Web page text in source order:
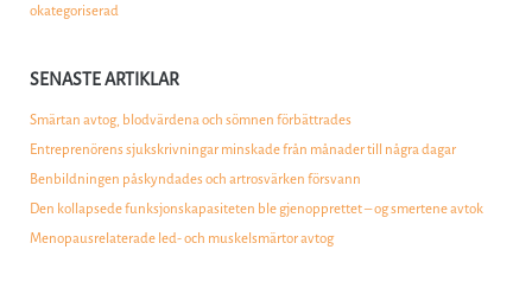
okategoriserad
SENASTE ARTIKLAR
Smärtan avtog, blodvärdena och sömnen förbättrades
Entreprenörens sjukskrivningar minskade från månader till några dagar
Benbildningen påskyndades och artrosvärken försvann
Den kollapsede funksjonskapasiteten ble gjenopprettet – og smertene avtok
Menopausrelaterade led- och muskelsmärtor avtog